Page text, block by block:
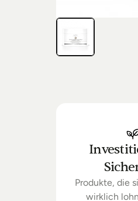
Produkte, die
wirklich